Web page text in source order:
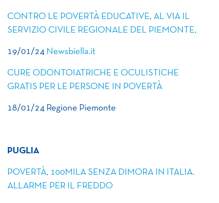
CONTRO LE POVERTÀ EDUCATIVE, AL VIA IL
SERVIZIO CIVILE REGIONALE DEL PIEMONTE,
19/01/24 Newsbiella.it
CURE ODONTOIATRICHE E OCULISTICHE
GRATIS PER LE PERSONE IN POVERTÀ
18/01/24 Regione Piemonte
PUGLIA
POVERTÀ, 100MILA SENZA DIMORA IN ITALIA.
ALLARME PER IL FREDDO